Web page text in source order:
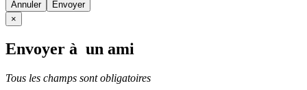
Annuler
×
Envoyer à un ami
Tous les champs sont obligatoires